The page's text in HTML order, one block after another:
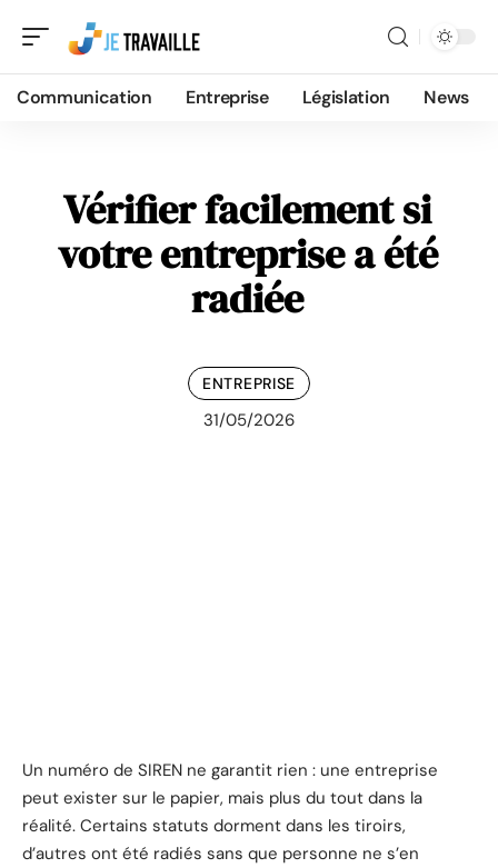
Communication Entreprise Législation News
Vérifier facilement si
votre entreprise a été
radiée
ENTREPRISE
31/05/2026
Un numéro de SIREN ne garantit rien : une entreprise
peut exister sur le papier, mais plus du tout dans la
réalité. Certains statuts dorment dans les tiroirs,
d’autres ont été radiés sans que personne ne s’en